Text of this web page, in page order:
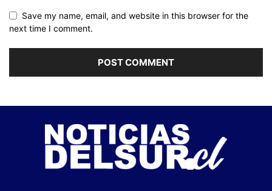
Save my name, email, and website in this browser for the
next time I comment.